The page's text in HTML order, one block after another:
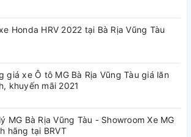
trơn trượt, giữ cố định thảm.
đi kèm không thể thiếu khi muốn bảo
tuyệt đối. Với tác dụng lớp bảo vệ,
bụi. Đồng thời sẽ không bị trượt chân
lái xe.
và hàng ghế thứ 2 đều được cắt may
xe để đảm bảo bộ thảm khi lắp lên xe
Honda HRV 2022 tại Bà Rịa Vũng Tàu
giá xe Ô tô MG Bà Rịa Vũng Tàu giá lăn
khuyến mãi 2021
MG Bà Rịa Vũng Tàu - Showroom Xe MG
hãng tại BRVT